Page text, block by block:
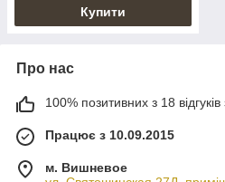
Купити
Про нас
100% позитивних з 18 відгуків
Працює з 10.09.2015
м. Вишневое